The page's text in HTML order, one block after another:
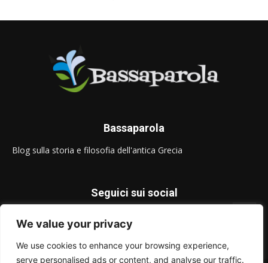
We value your privacy
We use cookies to enhance your browsing experience,
serve personalised ads or content, and analyse our traffic.
Bassaparola
Blog sulla storia e filosofia dell'antica Grecia
Seguici sui social